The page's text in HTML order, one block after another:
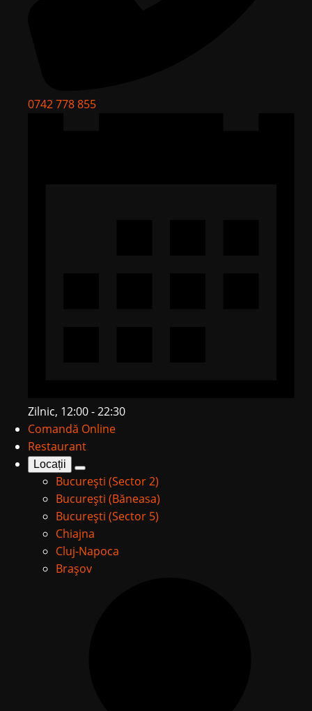
0742 778 855
Zilnic, 12:00 - 22:30
Comandă Online
Restaurant
Locații
București (Sector 2)
București (Băneasa)
București (Sector 5)
Chiajna
Cluj-Napoca
Brașov